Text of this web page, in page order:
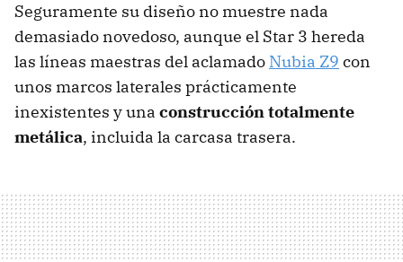
Seguramente su diseño no muestre nada
demasiado novedoso, aunque el Star 3 hereda
las líneas maestras del aclamado Nubia Z9 con
unos marcos laterales prácticamente
inexistentes y una construcción totalmente
metálica, incluida la carcasa trasera.